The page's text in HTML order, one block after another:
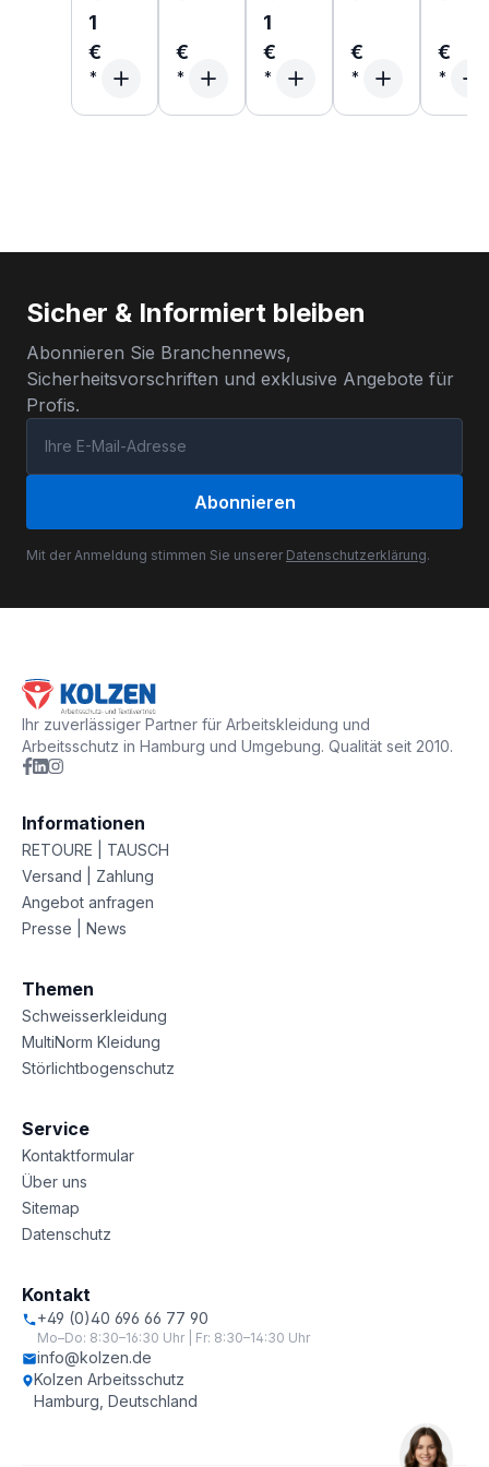
1
€
€
1
€
€ €
Sicher & Informiert bleiben
Abonnieren Sie Branchennews,
Sicherheitsvorschriften und exklusive Angebote für
Profis.
Abonnieren
Mit der Anmeldung stimmen Sie unserer Datenschutzerklärung.
Ihr zuverlässiger Partner für Arbeitskleidung und
Arbeitsschutz in Hamburg und Umgebung. Qualität seit 2010.
Informationen
RETOURE | TAUSCH
Versand | Zahlung
Angebot anfragen
Presse | News
Themen
Schweisserkleidung
MultiNorm Kleidung
Störlichtbogenschutz
Service
Kontaktformular
Über uns
Sitemap
Datenschutz
Kontakt
+49 (0)40 696 66 77 90
Mo–Do: 8:30–16:30 Uhr | Fr: 8:30–14:30 Uhr
info@kolzen.de
Kolzen Arbeitsschutz
Hamburg, Deutschland